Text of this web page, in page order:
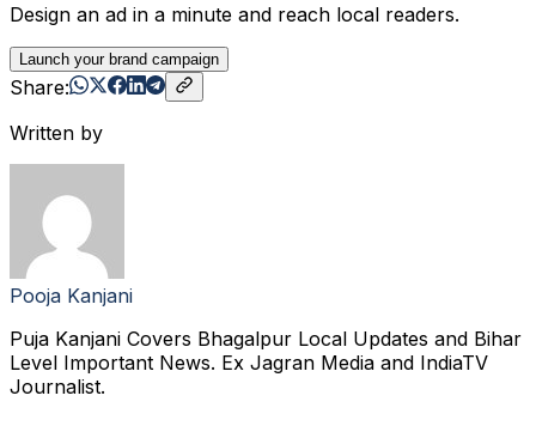
Design an ad in a minute and reach local readers.
Launch your brand campaign
Share:
Written by
Pooja Kanjani
Puja Kanjani Covers Bhagalpur Local Updates and Bihar
Level Important News. Ex Jagran Media and IndiaTV
Journalist.